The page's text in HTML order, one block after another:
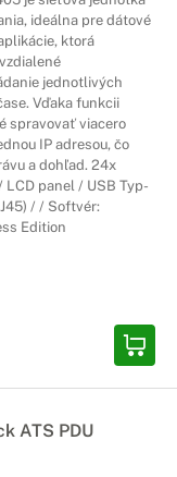
ideálna pre dátové
ktorá
jednotlivých
Vďaka funkcii
spravovať viacero
IP adresou, čo
a dohľad. 24x
LCD panel / USB Typ-
/ / Softvér:
Edition
ATS PDU